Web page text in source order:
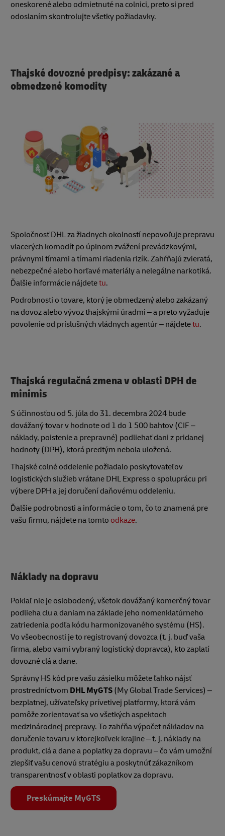
oneskorené alebo odmietnuté na colnici, preto si pred
odoslaním skontrolujte všetky požiadavky.
Thajské dovozné predpisy: zakázané a
obmedzené komodity
Spoločnosť DHL za žiadnych okolností nepovoľuje prepravu
viacerých komodít po úplnom zvážení prevádzkovými,
právnymi tímami a tímami riadenia rizík. Zahŕňajú zvieratá,
nebezpečné alebo horľavé materiály a nelegálne narkotiká.
Ďalšie informácie nájdetetu.
Podrobnosti o tovare, ktorý je obmedzený alebo zakázaný
na dovoz alebo vývoz thajskými úradmi – a preto vyžaduje
povolenie od príslušných vládnych agentúr – nájdetetu.
Thajská regulačná zmena v oblasti DPH de
minimis
S účinnosťou od 5. júla do 31. decembra 2024 bude
dovážaný tovar v hodnote od 1 do 1 500 bahtov (CIF –
náklady, poistenie a prepravné) podliehať dani z pridanej
hodnoty (DPH), ktorá predtým nebola uložená.
Thajské colné oddelenie požiadalo poskytovateľov
logistických služieb vrátane DHL Express o spoluprácu pri
výbere DPH a jej doručení daňovému oddeleniu.
Ďalšie podrobnosti a informácie o tom, čo to znamená pre
vašu firmu, nájdete na tomto odkaze.
Náklady na dopravu
Pokiaľ nie je oslobodený, všetok dovážaný komerčný tovar
podlieha clu a daniam na základe jeho nomenklatúrneho
zatriedenia podľa kódu harmonizovaného systému (HS).
Vo všeobecnosti je to registrovaný dovozca (t. j. buď vaša
firma, alebo vami vybraný logistický dopravca), kto zaplatí
dovozné clá a dane.
Správny HS kód pre vašu zásielku môžete ľahko nájsť
prostredníctvom DHL MyGTS (My Global Trade Services) –
bezplatnej, užívateľsky prívetivej platformy, ktorá vám
pomôže zorientovať sa vo všetkých aspektoch
medzinárodnej prepravy. To zahŕňa výpočet nákladov na
doručenie tovaru v ktorejkoľvek krajine – t. j. náklady na
produkt, clá a dane a poplatky za dopravu – čo vám umožní
zlepšiť vašu cenovú stratégiu a poskytnúť zákazníkom
transparentnosť v oblasti poplatkov za dopravu.
Preskúmajte MyGTS